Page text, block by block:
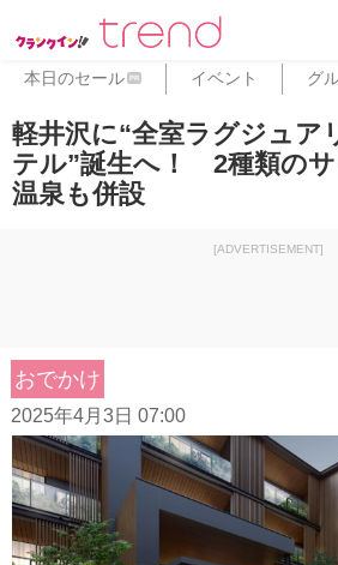
本日のセール PR イベント グ
軽井沢に“全室ラグジュア
テル”誕生へ！ 2種類の
温泉も併設
[ADVERTISEMENT]
おでかけ
2025年4月3日 07:00